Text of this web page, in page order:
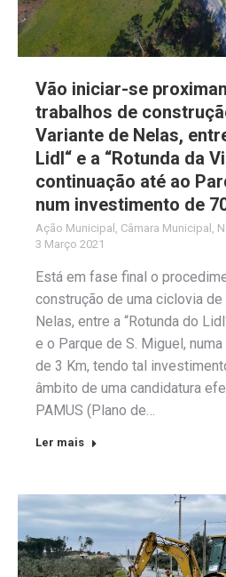
Vão iniciar-se
trabalhos de
Variante de Nelas,
Lidl“ e a “Rotunda da
continuação até ao
num investimento de
Ação Municipal Câmara Municipal
3 Março 2021
Está em fase final o
construção de uma ciclovia
Nelas, entre a “Rotunda do
e o Parque de S. Miguel,
de 3 Km, tendo tal
âmbito de uma candidatura
PAMUS (Plano de…
Ler mais